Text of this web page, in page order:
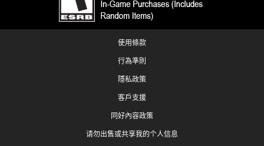
使用條款
行為準則
隱私政策
客戶支援
同好內容政策
请勿出售或共享我的个人信息